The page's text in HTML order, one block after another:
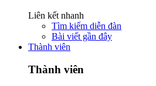
Liên kết nhanh
Tìm kiếm diễn đàn
Bài viết gần đây
Thành viên
Thành viên